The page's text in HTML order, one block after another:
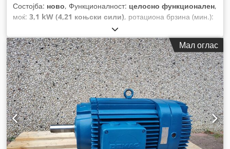
Состојба: ново, Функционалност: целосно функционален,
моќ: 3,1 kW (4,21 коњски сили), ротациона брзина (мин.):
, максимална брзина на вртење:
мин,
Мал оглас